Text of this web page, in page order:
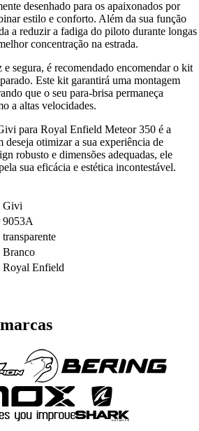
desenhado para os apaixonados por
estilo e conforto. Além da sua função
a reduzir a fadiga do piloto durante longas
concentração na estrada.
e segura, é recomendado encomendar o kit
Este kit garantirá uma montagem
que o seu para-brisa permaneça
a altas velocidades.
para Royal Enfield Meteor 350 é a
deseja otimizar a sua experiência de
robusto e dimensões adequadas, ele
sua eficácia e estética incontestável.
Givi
9053A
transparente
Branco
Royal Enfield